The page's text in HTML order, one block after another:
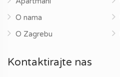
O nama
O Zagrebu
Kontaktirajte nas